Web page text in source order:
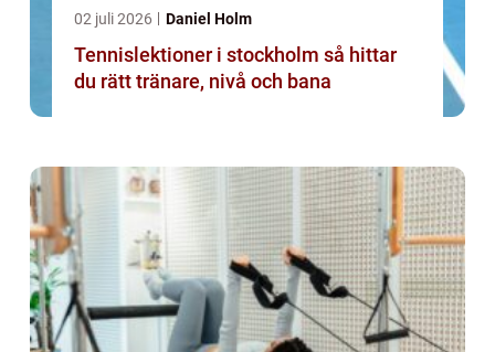
02 juli 2026 Daniel Holm
Tennislektioner i stockholm så hittar
du rätt tränare, nivå och bana